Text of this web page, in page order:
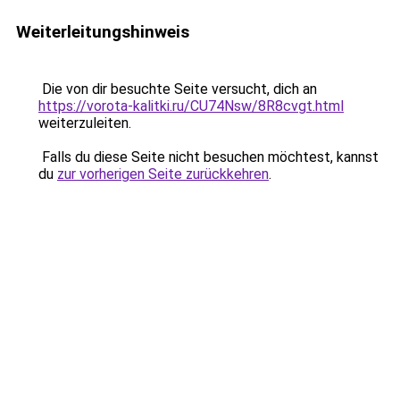
Weiterleitungshinweis
Die von dir besuchte Seite versucht, dich an
https://vorota-kalitki.ru/CU74Nsw/8R8cvgt.html
weiterzuleiten.
Falls du diese Seite nicht besuchen möchtest, kannst
du zur vorherigen Seite zurückkehren.